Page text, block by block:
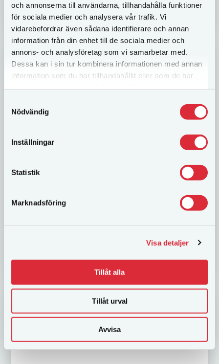
och annonserna till användarna, tillhandahålla funktioner
för sociala medier och analysera vår trafik. Vi
vidarebefordrar även sådana identifierare och annan
information från din enhet till de sociala medier och
annons- och analysföretag som vi samarbetar med.
Dessa kan i sin tur kombinera informationen med annan
information som du har tillhandahållit eller som de har
Nödvändig
Inställningar
Statistik
Marknadsföring
Visa detaljer
Tillåt alla
Tillåt urval
Avvisa
LÄS MER
Wallmans gör ett exklusivt gästspel i Göteborg
Julen 2019 Sedan Wallmans Salongers premiär för
proffsiga Wallmans-artister – stjärnor som